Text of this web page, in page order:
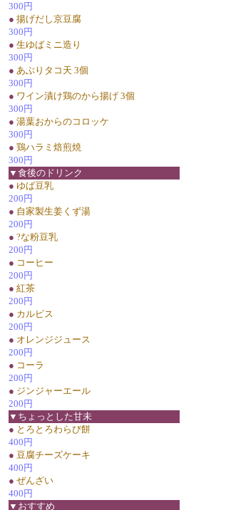
300円
● 揚げだし京豆腐
300円
● 生ゆばミニ造り
300円
● あぶりタコ天 3個
300円
● ワイン漬け鶏のから揚げ 3個
300円
● 湯葉おからのコロッケ
300円
● 鶏ハラミ焙煎焼
300円
▼食後のドリンク
● ゆば豆乳
200円
● 自家製生姜くず湯
200円
● ?な粉豆乳
200円
● コーヒー
200円
● 紅茶
200円
● カルピス
200円
● オレンジジュース
200円
● コーラ
200円
● ジンジャーエール
200円
▼ちょっとした甘未
● とろとろわらび餅
400円
● 豆腐チーズケーキ
400円
● ぜんざい
400円
▼おすすめ